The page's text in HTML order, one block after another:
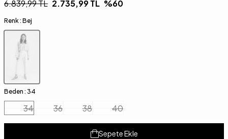
6.839,99TL 2.735,99TL %60
Renk : Bej
Beden : 34
34 36 38 40
Sepete Ekle